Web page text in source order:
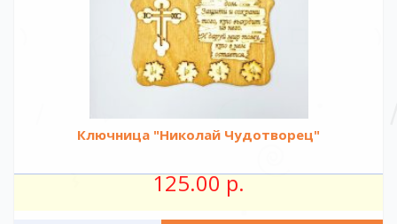
Ключница "Николай Чудотворец"
125.00 р.